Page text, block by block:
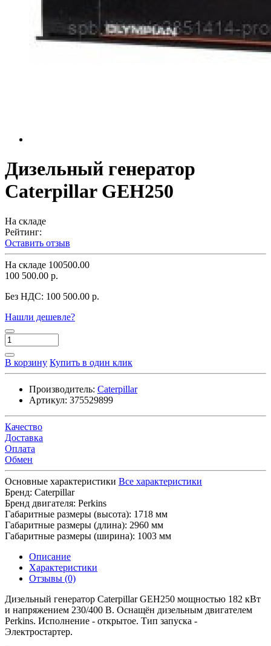
Дизельный генератор
Caterpillar GEH250
На складе
Рейтинг:
Оставить отзыв
На складе 100500.00
100 500.00 р.
Без НДС: 100 500.00 р.
Нашли дешевле?
В корзину Купить в один клик
Производитель: Caterpillar
Артикул: 375529899
Качество
Доставка
Оплата
Обмен
Основные характеристики Все характеристики
Бренд: Caterpillar
Бренд двигателя: Perkins
Габаритные размеры (высота): 1718 мм
Габаритные размеры (длина): 2960 мм
Габаритные размеры (ширина): 1003 мм
Описание
Характеристики
Отзывы (0)
Дизельный генератор Caterpillar GEH250 мощностью 182 кВт
и напряжением 230/400 В. Оснащён дизельным двигателем
Perkins. Исполнение - открытое. Тип запуска -
Электростартер.